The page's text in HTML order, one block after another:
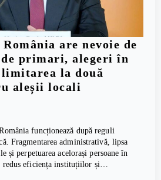
are nevoie de
de primari, alegeri în
la două
aleșii locali
funcționează după reguli
Fragmentarea administrativă, lipsa
și perpetuarea acelorași persoane în
redus eficiența instituțiilor și…